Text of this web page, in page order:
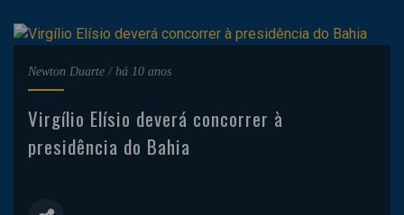
Newton Duarte / há 10 anos
Virgílio Elísio deverá concorrer à
presidência do Bahia